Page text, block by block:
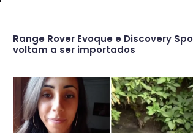
Range Rover Evoque e Discovery
voltam a ser importados